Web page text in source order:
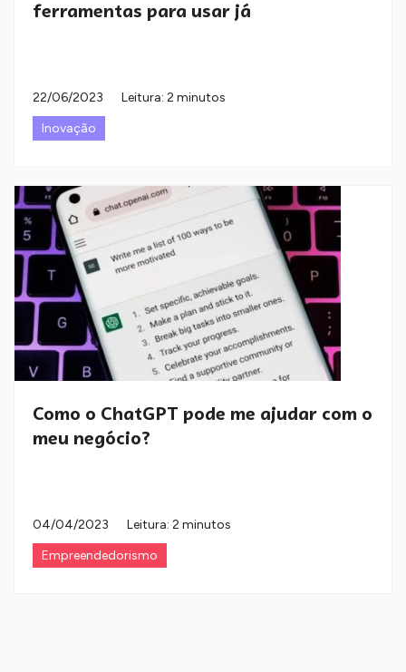
ferramentas para usar já
22/06/2023
Leitura: 2 minutos
Inovação
Como o ChatGPT pode me ajudar com o
meu negócio?
04/04/2023
Leitura: 2 minutos
Empreendedorismo